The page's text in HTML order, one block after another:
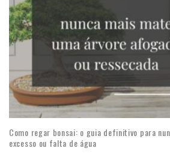
Como regar bonsai: o guia definitivo para
excesso ou falta de água